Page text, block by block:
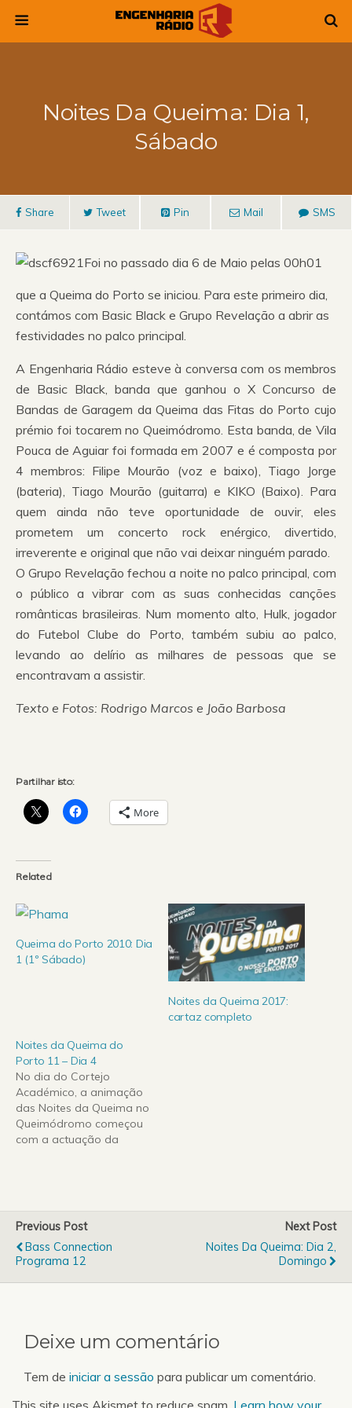
Noites Da Queima: Dia 1,
Sábado
Share Tweet Pin Mail SMS
Foi no passado dia 6 de Maio pelas 00h01
que a Queima do Porto se iniciou. Para este primeiro dia,
contámos com Basic Black e Grupo Revelação a abrir as
festividades no palco principal.
A Engenharia Rádio esteve à conversa com os membros
de Basic Black, banda que ganhou o X Concurso de
Bandas de Garagem da Queima das Fitas do Porto cujo
prémio foi tocarem no Queimódromo. Esta banda, de Vila
Pouca de Aguiar foi formada em 2007 e é composta por
4 membros: Filipe Mourão (voz e baixo), Tiago Jorge
(bateria), Tiago Mourão (guitarra) e KIKO (Baixo). Para
quem ainda não teve oportunidade de ouvir, eles
prometem um concerto rock enérgico, divertido,
irreverente e original que não vai deixar ninguém parado.
O Grupo Revelação fechou a noite no palco principal, com
o público a vibrar com as suas conhecidas canções
românticas brasileiras. Num momento alto, Hulk, jogador
do Futebol Clube do Porto, também subiu ao palco,
levando ao delírio as milhares de pessoas que se
encontravam a assistir.
Texto e Fotos: Rodrigo Marcos e João Barbosa
Partilhar isto:
More
Related
Queima do Porto 2010: Dia
1 (1º Sábado)
Noites da Queima 2017:
cartaz completo
Noites da Queima do
Porto 11 – Dia 4
No dia do Cortejo
Académico, a animação
das Noites da Queima no
Queimódromo começou
com a actuação da
vermelho, bem como os
seus próprios
instrumentos. Com os
estudantes a chegar
cada vez em maior
Previous Post
Bass Connection
Programa 12
Next Post
Noites Da Queima: Dia 2,
Domingo
Deixe um comentário
Tem de iniciar a sessão para publicar um comentário.